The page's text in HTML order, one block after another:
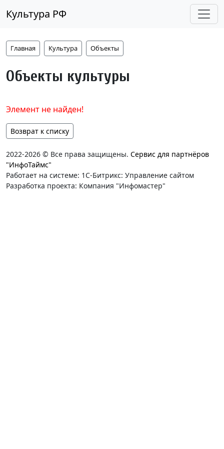
Культура РФ
Главная Культура Объекты
Объекты культуры
Элемент не найден!
Возврат к списку
2022-2026 © Все права защищены. Сервис для партнёров
"ИнфоТаймс"
Работает на системе: 1С-Битрикс: Управление сайтом
Разработка проекта: Компания "Инфомастер"